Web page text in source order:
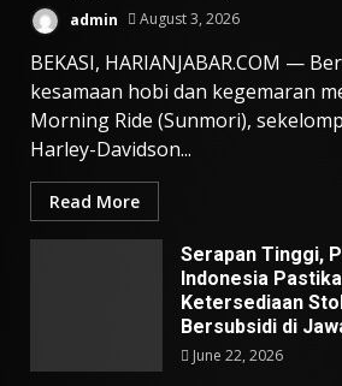
admin August 3, 2026
BEKASI, HARIANJABAR.COM —
kesamaan hobi dan kegemaran
Morning Ride (Sunmori),
Harley-Davidson...
Read More
Serapan Tinggi,
Indonesia
Ketersediaan
Bersubsidi di
June 22, 2026